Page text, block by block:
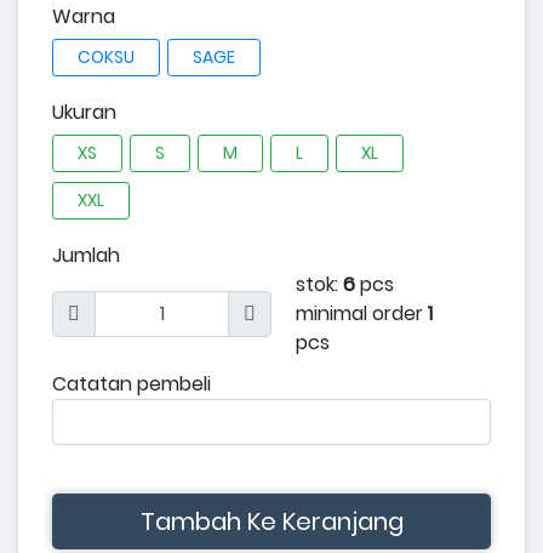
Warna
COKSU SAGE
Ukuran
XS S M L
XL
XXL
Jumlah
stok:6pcs
minimal order1
pcs
Catatan pembeli
Tambah Ke Keranjang